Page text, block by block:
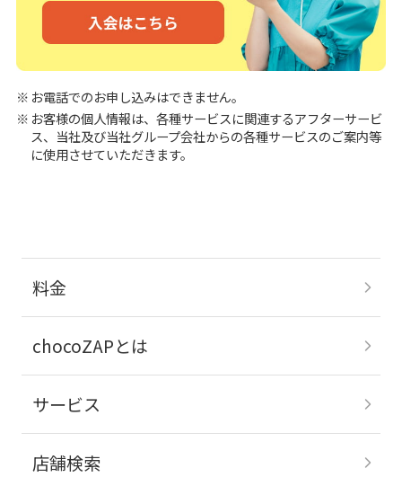
お電話でのお申し込みはできません。
お客様の個人情報は、各種サービスに関連するアフターサービ
ス、当社及び当社グループ会社からの各種サービスのご案内等
に使用させていただきます。
料金
chocoZAPとは
サービス
店舗検索